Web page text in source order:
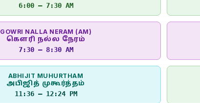
6:00 – 7:30 AM
GOWRI NALLA NERAM (AM)
கௌரி நல்ல நேரம்
7:30 – 8:30 AM
ABHIJIT MUHURTHAM
அபிஜித் முகூர்த்தம்
11:36 – 12:24 PM